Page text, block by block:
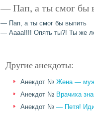
— Пап, а ты смог бы
— Пап, а ты смог бы выпить
— Аааа!!!! Опять ты?! Ты же
Другие анекдоты:
Анекдот № Жена —
Анекдот № Врачиха
Анекдот № — Петя!